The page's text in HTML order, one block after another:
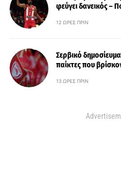
φεύγει δανεικός –
12 ΏΡΕΣ ΠΡΙΝ
Σερβικό
παίκτες που
13 ΏΡΕΣ ΠΡΙΝ